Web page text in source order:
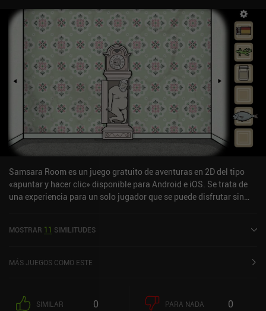
Samsara Room es un juego gratuito de aventuras en 2D del tipo
«apuntar y hacer clic» disponible para Android e iOS. Se trata de
una experiencia para un solo jugador que se puede disfrutar sin
en abril de 2020 y tiene actualmente una valoración de 4,7 sobre
MOSTRAR 11 SIMILITUDES
MÁS JUEGOS COMO ESTE
SIMILAR 0 PARA NADA 0